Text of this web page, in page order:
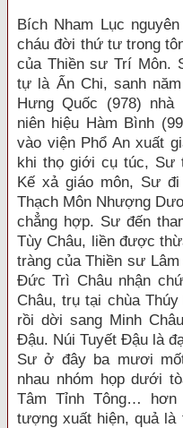
Bích Nham Lục
cháu đời thứ tư trong
của Thiền sư Trí Môn.
tự là Ẩn Chi, sanh
Hưng Quốc (978) nhà
niên hiệu Hàm Bình
vào viện Phổ An xuất
khi thọ giới cụ túc, Sư
Kế xả giáo môn, Sư
Thạch Môn Nhượng
chẳng hợp. Sư đến
Tùy Châu, liền được
tràng của Thiền sư
Đức Trì Châu nhận
Châu, trụ tại chùa
rồi dời sang Minh
Đậu. Núi Tuyết Đậu là
Sư ở đây ba mươi
nhau nhóm họp dưới
Tâm Tỉnh Tông…
tượng xuất hiện, quả là